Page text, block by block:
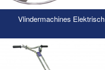
Vlindermachines Elektrisch